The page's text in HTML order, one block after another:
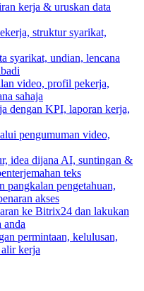
kerja & uruskan data
struktur syarikat,
syarikat, undian, lencana
video, profil pekerja,
sahaja
dengan KPI, laporan kerja,
pengumuman video,
idea dijana AI, suntingan &
teks
pangkalan pengetahuan,
akses
ke Bitrix24 dan lakukan
anda
permintaan, kelulusan,
kerja